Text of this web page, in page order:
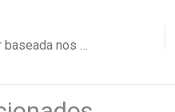
Uma nova forma de liderar baseada nos talentos